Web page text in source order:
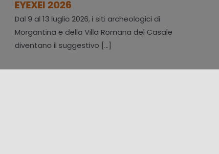
EYEXEI 2026
Dal 9 al 13 luglio 2026, i siti archeologici di
Morgantina e della Villa Romana del Casale
diventano il suggestivo [...]